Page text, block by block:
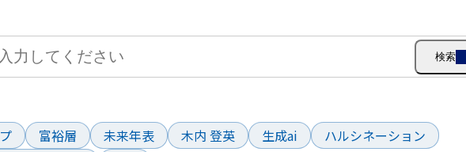
検索
富裕層 未来年表 木内 登英 生成ai
ハルシネーション